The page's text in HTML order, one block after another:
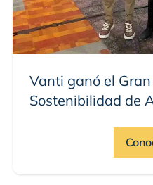
Vanti ganó el
Sostenibilidad de